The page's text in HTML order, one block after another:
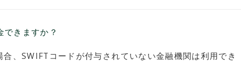
できますか？
、SWIFTコードが付与されていない金融機関は利用でき